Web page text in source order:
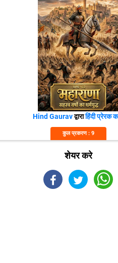
Hind Gauravद्वाराहिंदी प्रेरक
कुल प्रकरण : 9
शेयर करे